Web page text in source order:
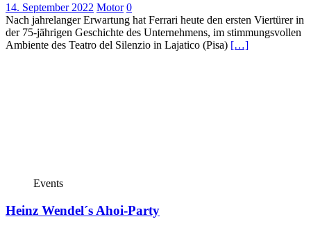
14. September 2022 Motor 0
Nach jahrelanger Erwartung hat Ferrari heute den ersten Viertürer in
der 75-jährigen Geschichte des Unternehmens, im stimmungsvollen
Ambiente des Teatro del Silenzio in Lajatico (Pisa) […]
Events
Heinz Wendel´s Ahoi-Party